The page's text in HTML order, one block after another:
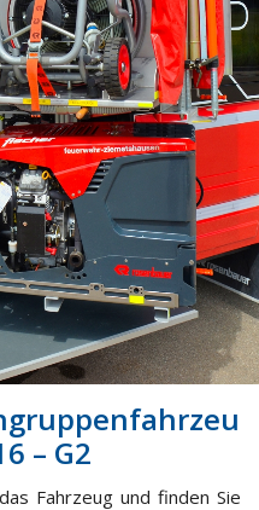
– G2
Fahrzeug und finden Sie